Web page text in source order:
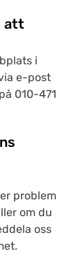
att
i
e-post
010-471
problem
om du
oss